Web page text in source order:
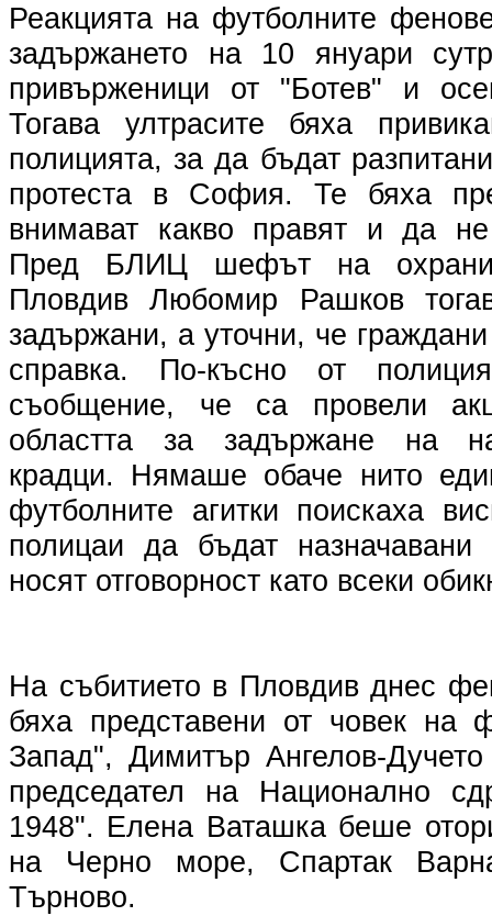
Реакцията на футболните
задържането на 10 януари
привърженици от "Ботев" и
Тогава ултрасите бяха
полицията, за да бъдат
протеста в София. Те бяха
внимават какво правят и да
Пред БЛИЦ шефът на
Пловдив Любомир Рашков
задържани, а уточни, че
справка. По-късно от
съобщение, че са провели
областта за задържане на
крадци. Нямаше обаче нито
футболните агитки поискаха
полицаи да бъдат
носят отговорност като всеки
На събитието в Пловдив днес
бяха представени от човек на
Запад", Димитър Ангелов-
председател на Национално
1948". Елена Ваташка беше
на Черно море, Спартак
Търново.